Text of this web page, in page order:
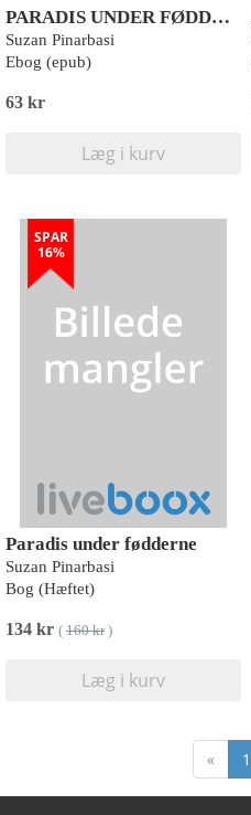
PARADIS UNDER FØDDERNE
Suzan Pinarbasi
Ebog (epub)
63 kr
Læg i kurv
SPAR
16%
Paradis under fødderne
Suzan Pinarbasi
Bog (Hæftet)
134 kr ( 160 kr)
Læg i kurv
« 1